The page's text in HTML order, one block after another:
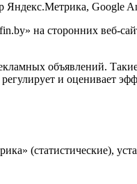
Яндекс.Метрика, Google
на сторонних веб-
объявлений.
и оценивает
(статистические),